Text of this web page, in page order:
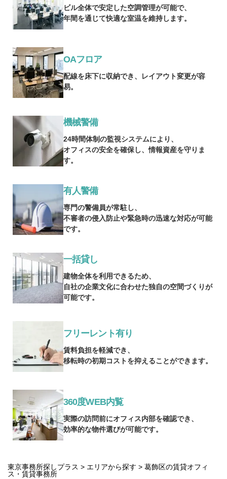
ビル全体で安定した空調管理が可能で、
年間を通じて快適な室温を維持します。
OAフロア
配線を床下に収納でき、レイアウト変更が容
易。
機械警備
24時間体制の監視システムにより、
オフィスの安全を確保し、情報資産を守りま
す。
有人警備
専門の警備員が常駐し、
不審者の侵入防止や緊急時の迅速な対応が可能
です。
一括貸し
建物全体を利用できるため、
自社の企業文化に合わせた独自の空間づくりが
可能です。
フリーレント有り
賃料負担を軽減でき、
移転時の初期コストを抑えることができます。
360度WEB内覧
実際の訪問前にオフィス内部を確認でき、
効率的な物件選びが可能です。
東京事務所探しプラス > エリアから探す > 葛飾区の賃貸オフィ
ス・賃貸事務所